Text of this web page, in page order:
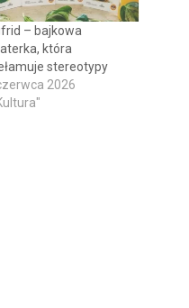
– bajkowa
która
stereotypy
2026